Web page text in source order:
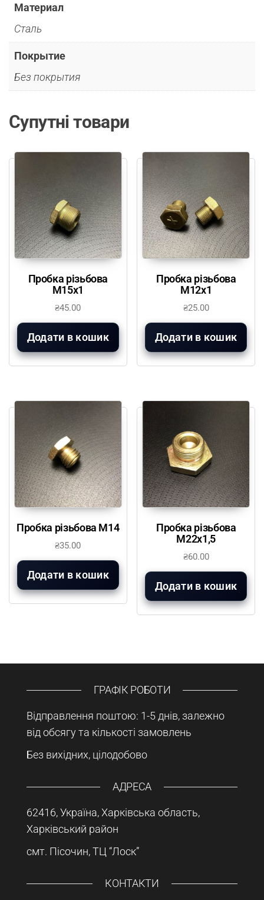
Материал
Сталь
Покрытие
Без покрытия
Супутні товари
Пробка різьбова
М15х1
₴45.00
Додати в кошик
Пробка різьбова
М12х1
₴25.00
Додати в кошик
Пробка різьбова М14
₴35.00
Додати в кошик
Пробка різьбова
М22х1,5
₴60.00
Додати в кошик
ГРАФІК РОБОТИ
Відправлення поштою: 1-5 днів, залежно
від обсягу та кількості замовлень
Без вихідних, цілодобово
АДРЕСА
62416, Україна, Харківська область,
Харківський район
смт. Пісочин, ТЦ “Лоск”
КОНТАКТИ